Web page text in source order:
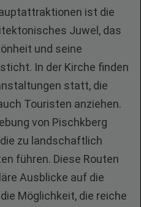
ist die
Juwel, das
und seine
In der Kirche finden
statt, die
Touristen anziehen.
von Pischkberg
zu landschaftlich
führen. Diese Routen
Ausblicke auf die
Möglichkeit, die reiche